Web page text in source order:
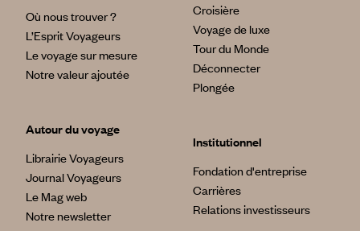
Où nous trouver ?
L’Esprit Voyageurs
Le voyage sur mesure
Notre valeur ajoutée
Autour du voyage
Librairie Voyageurs
Journal Voyageurs
Le Mag web
Notre newsletter
Croisière
Voyage de luxe
Tour du Monde
Déconnecter
Plongée
Institutionnel
Fondation d'entreprise
Carrières
Relations investisseurs